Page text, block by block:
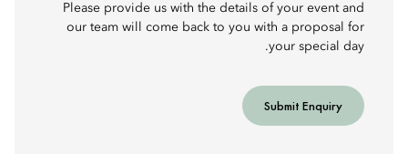
Please provide us with the details of your event and
our team will come back to you with a proposal for
your special day.
Submit Enquiry